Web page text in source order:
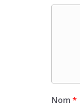
Nom *